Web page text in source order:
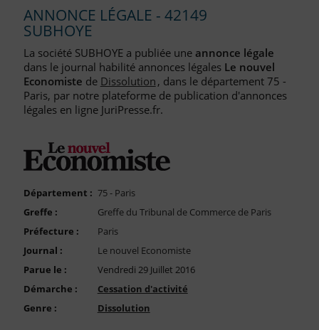
Journaux Habilités (JAL) Annonces Légales
Départements pour la Publication d'Annonces Légales
Liste des Greffes
Liste des CCI
FAQ
Nous Contacter
Compte PRO
ANNONCE LÉGALE - 42149
SUBHOYE
La société SUBHOYE a publiée une annonce légale
dans le journal habilité annonces légales Le nouvel
Economiste de Dissolution, dans le département 75 -
Paris, par notre plateforme de publication d'annonces
légales en ligne JuriPresse.fr.
Département : 75 - Paris
Greffe :
Greffe du Tribunal de Commerce de Paris
Préfecture :
Paris
Journal :
Le nouvel Economiste
Parue le :
Vendredi 29 Juillet 2016
Démarche :
Cessation d'activité
Genre :
Dissolution